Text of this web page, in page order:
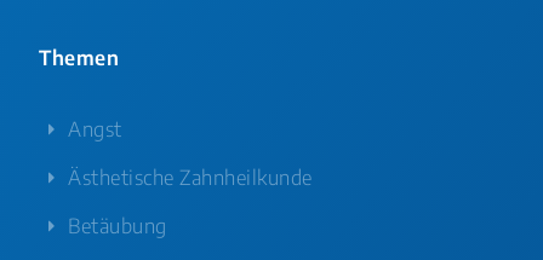
Themen
Angst
Ästhetische Zahnheilkunde
Betäubung